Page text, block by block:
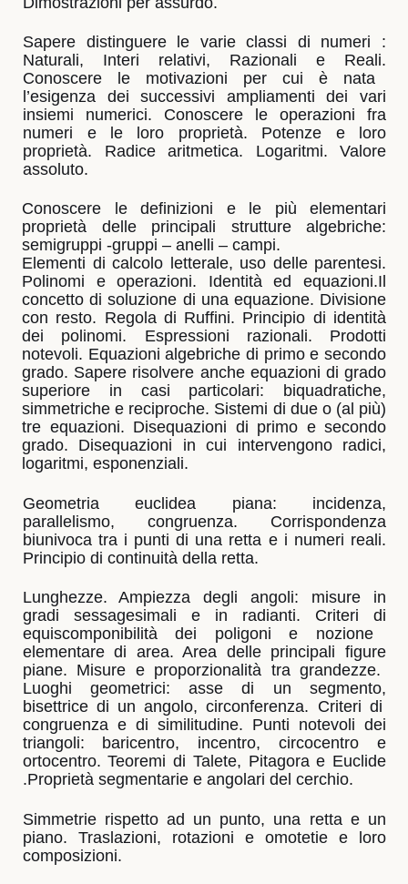
Sapere distinguere le varie classi di numeri :
Naturali, Interi relativi, Razionali e Reali.
Conoscere le motivazioni per cui è nata
l’esigenza dei successivi ampliamenti dei vari
insiemi numerici. Conoscere le operazioni fra
numeri e le loro proprietà. Potenze e loro
proprietà. Radice aritmetica. Logaritmi. Valore
assoluto.
Conoscere le definizioni e le più elementari
proprietà delle principali strutture algebriche:
semigruppi -gruppi – anelli – campi.
Elementi di calcolo letterale, uso delle parentesi.
Polinomi e operazioni. Identità ed equazioni.Il
concetto di soluzione di una equazione. Divisione
con resto. Regola di Ruffini. Principio di identità
dei polinomi. Espressioni razionali. Prodotti
notevoli. Equazioni algebriche di primo e secondo
grado. Sapere risolvere anche equazioni di grado
superiore in casi particolari: biquadratiche,
simmetriche e reciproche. Sistemi di due o (al più)
tre equazioni. Disequazioni di primo e secondo
grado. Disequazioni in cui intervengono radici,
logaritmi, esponenziali.
Geometria euclidea piana: incidenza,
parallelismo, congruenza. Corrispondenza
biunivoca tra i punti di una retta e i numeri reali.
Principio di continuità della retta.
Lunghezze. Ampiezza degli angoli: misure in
gradi sessagesimali e in radianti. Criteri di
equiscomponibilità dei poligoni e nozione
elementare di area. Area delle principali figure
piane. Misure e proporzionalità tra grandezze.
Luoghi geometrici: asse di un segmento,
bisettrice di un angolo, circonferenza. Criteri di
congruenza e di similitudine. Punti notevoli dei
triangoli: baricentro, incentro, circocentro e
ortocentro. Teoremi di Talete, Pitagora e Euclide
.Proprietà segmentarie e angolari del cerchio.
Simmetrie rispetto ad un punto, una retta e un
piano. Traslazioni, rotazioni e omotetie e loro
composizioni.